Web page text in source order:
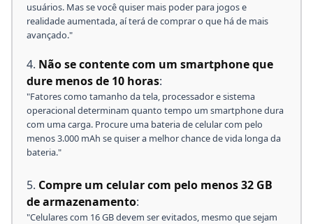
usuários. Mas se você quiser mais poder para jogos e
realidade aumentada, aí terá de comprar o que há de mais
avançado."
Não se contente com um smartphone que
dure menos de 10 horas:
"Fatores como tamanho da tela, processador e sistema
operacional determinam quanto tempo um smartphone dura
com uma carga. Procure uma bateria de celular com pelo
menos 3.000 mAh se quiser a melhor chance de vida longa da
bateria."
Compre um celular com pelo menos 32 GB
de armazenamento:
"Celulares com 16 GB devem ser evitados, mesmo que sejam